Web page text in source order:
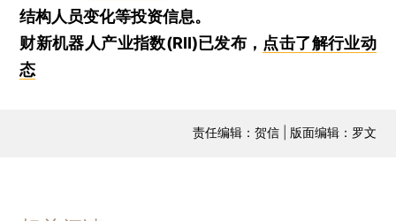
结构人员变化等投资信息。
财新机器人产业指数(RII)已发布， 点击了解行业动
态
责任编辑：贺信 | 版面编辑：罗文